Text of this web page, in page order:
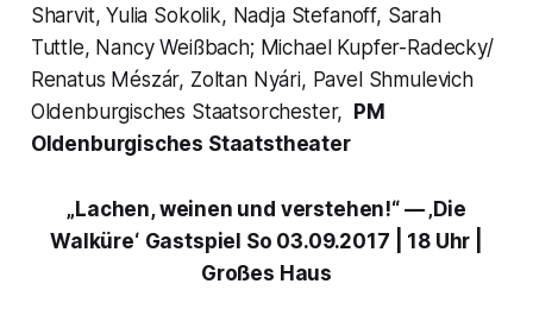
Sharvit, Yulia Sokolik, Nadja Stefanoff, Sarah
Tuttle, Nancy Weißbach; Michael Kupfer-Radecky/
Renatus Mészár, Zoltan Nyári, Pavel Shmulevich
Oldenburgisches Staatsorchester, PM
Oldenburgisches Staatstheater
„Lachen, weinen und verstehen!“ — ‚Die
Walküre‘ Gastspiel So 03.09.2017 | 18 Uhr |
Großes Haus